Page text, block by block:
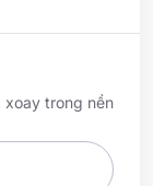
xoay trong nền